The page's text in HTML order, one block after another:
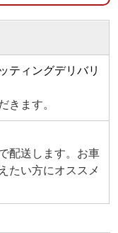
ティングデリバリ
きます。
配送します。お車
たい方にオススメ